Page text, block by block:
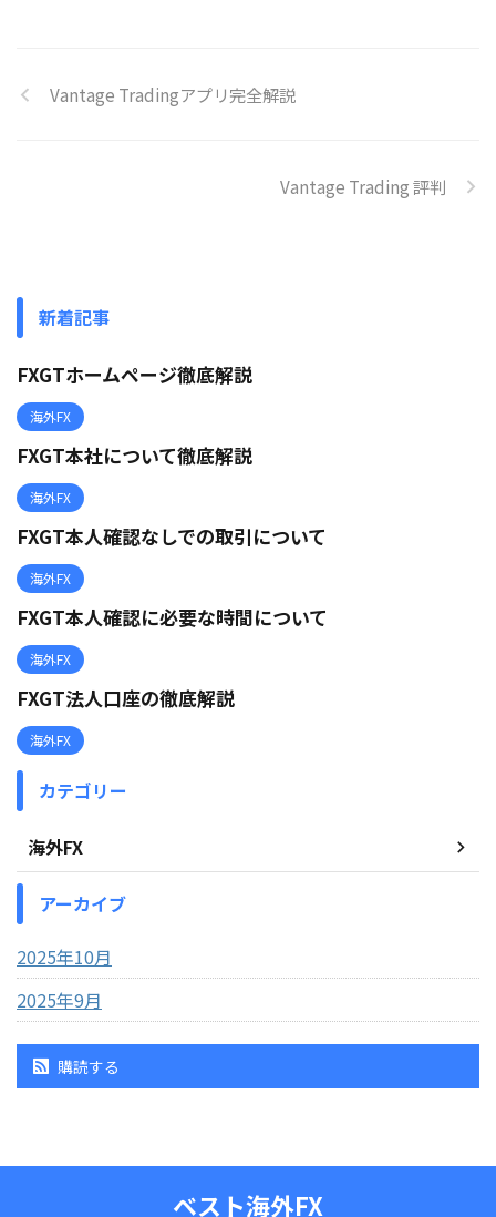
Vantage Tradingアプリ完全解説
Vantage Trading 評判
新着記事
FXGTホームページ徹底解説
海外FX
FXGT本社について徹底解説
海外FX
FXGT本人確認なしでの取引について
海外FX
FXGT本人確認に必要な時間について
海外FX
FXGT法人口座の徹底解説
海外FX
カテゴリー
海外FX
アーカイブ
2025年10月
2025年9月
購読する
ベスト海外FX